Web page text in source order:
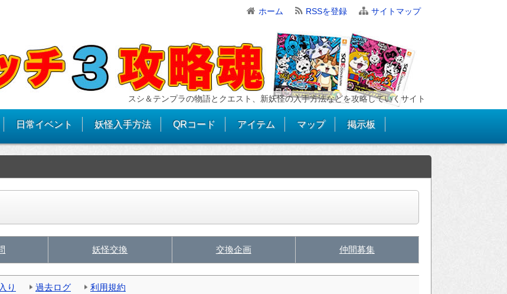
ホーム RSSを登録 サイトマップ
スシ＆テンプラの物語とクエスト、新妖怪の入手方法などを攻略していくサイト
日常イベント 妖怪入手方法 QRコード アイテム マップ 掲示板
妖怪交換 交換企画 仲間募集
り 過去ログ 利用規約